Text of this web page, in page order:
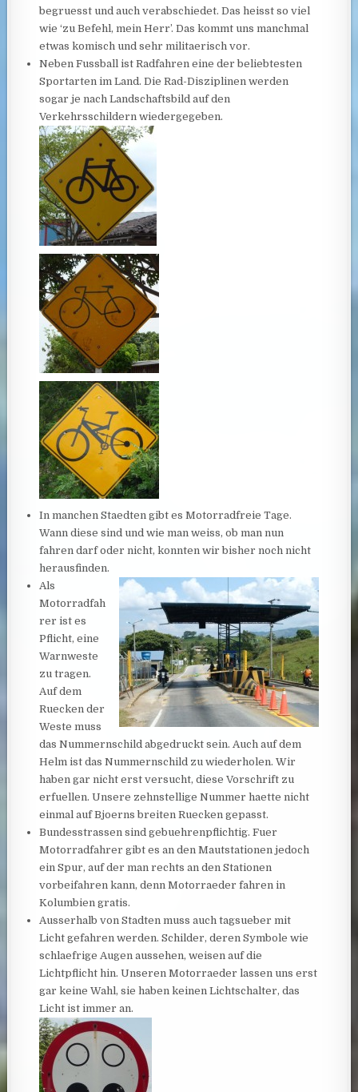
begruesst und auch verabschiedet. Das heisst so viel
wie ‘zu Befehl, mein Herr’. Das kommt uns manchmal
etwas komisch und sehr militaerisch vor.
Neben Fussball ist Radfahren eine der beliebtesten
Sportarten im Land. Die Rad-Disziplinen werden
sogar je nach Landschaftsbild auf den
Verkehrsschildern wiedergegeben.
In manchen Staedten gibt es Motorradfreie Tage.
Wann diese sind und wie man weiss, ob man nun
fahren darf oder nicht, konnten wir bisher noch nicht
herausfinden.
Als
Motorradfah
rer ist es
Pflicht, eine
Warnweste
zu tragen.
Auf dem
Ruecken der
Weste muss
das Nummernschild abgedruckt sein. Auch auf dem
Helm ist das Nummernschild zu wiederholen. Wir
haben gar nicht erst versucht, diese Vorschrift zu
erfuellen. Unsere zehnstellige Nummer haette nicht
einmal auf Bjoerns breiten Ruecken gepasst.
Bundesstrassen sind gebuehrenpflichtig. Fuer
Motorradfahrer gibt es an den Mautstationen jedoch
ein Spur, auf der man rechts an den Stationen
vorbeifahren kann, denn Motorraeder fahren in
Kolumbien gratis.
Ausserhalb von Stadten muss auch tagsueber mit
Licht gefahren werden. Schilder, deren Symbole wie
schlaefrige Augen aussehen, weisen auf die
Lichtpflicht hin. Unseren Motorraeder lassen uns erst
gar keine Wahl, sie haben keinen Lichtschalter, das
Licht ist immer an.